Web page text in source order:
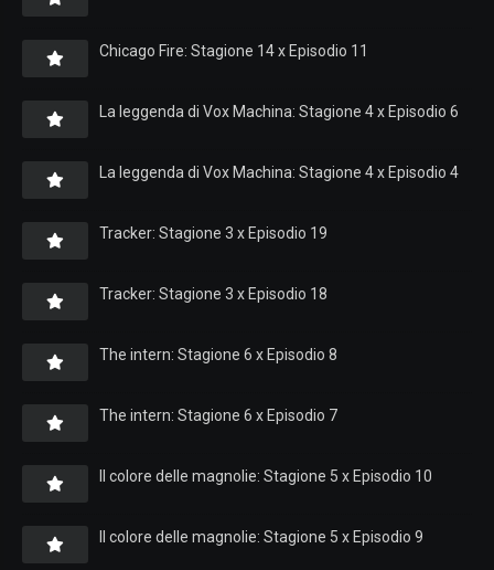
Chicago Fire: Stagione 14 x Episodio 11
La leggenda di Vox Machina: Stagione 4 x Episodio 6
La leggenda di Vox Machina: Stagione 4 x Episodio 4
Tracker: Stagione 3 x Episodio 19
Tracker: Stagione 3 x Episodio 18
The intern: Stagione 6 x Episodio 8
The intern: Stagione 6 x Episodio 7
Il colore delle magnolie: Stagione 5 x Episodio 10
Il colore delle magnolie: Stagione 5 x Episodio 9